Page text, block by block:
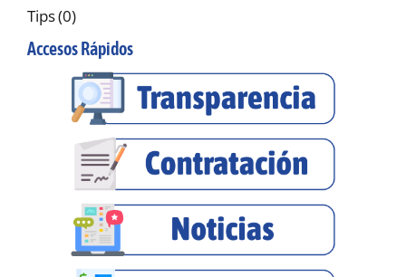
Tips(0)
Accesos Rápidos